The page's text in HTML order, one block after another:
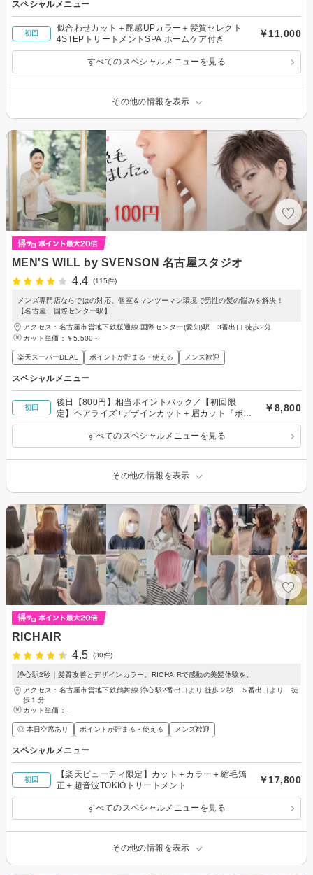
スペシャルメニュー
初回
似合わせカット＋艶感UPカラー＋髪質セレクト
4STEPトリートメントSPA ホームケア付き
￥11,000
すべてのスペシャルメニューを見る
その他の情報を表示
MEN'S WILL by SVENSON 名古屋スタジオ
4.4
(115件)
メンズ専門店ならではの対応。個室＆マンツーマン環境で男性の髪の悩みを解決！
【名古屋 国際センター駅】
アクセス：名古屋市営地下鉄桜通線 国際センター(愛知)駅 3番出口 徒歩2分
カット単価： ￥5,500～
楽天スーパーDEAL ポイントが貯まる・使える メンズ歓迎
スペシャルメニュー
初回
後日【800円】相当ポイントバック／【初回限
定】ヘアライズ+デザインカット＋眉カット『ボリ
ュームアップ』髪質改善！
￥8,800
すべてのスペシャルメニューを見る
その他の情報を表示
RICHAIR
4.5
(30件)
浄心駅2秒｜髪質改善とデザインカラー。RICHAIRで感動の美髪体験を。
アクセス：名古屋市営地下鉄鶴舞線 浄心駅2番出口より 徒歩２秒 ５番出口より 徒
歩１分
カット単価： -
◎ 本日空席あり ポイントが貯まる・使える メンズ歓迎
スペシャルメニュー
初回
【楽天ビューティ限定】カット＋カラー＋縮毛矯
正＋超音波TOKIOトリートメント
￥17,800
すべてのスペシャルメニューを見る
その他の情報を表示